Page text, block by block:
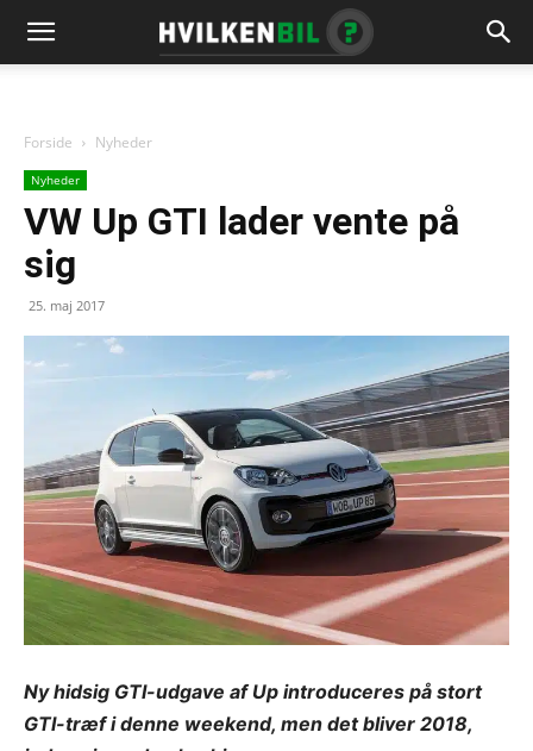
Forside Nyheder
Nyheder
VW Up GTI lader vente på
sig
25. maj 2017
Ny hidsig GTI-udgave af Up introduceres på stort
GTI-træf i denne weekend, men det bliver 2018,